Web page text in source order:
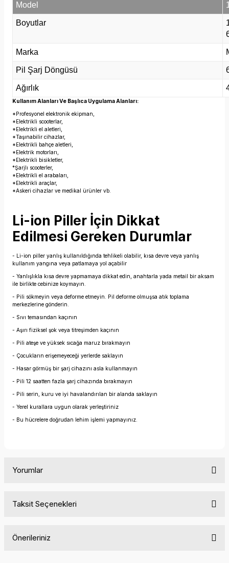
Model
Boyutlar
Marka
Pil Şarj Döngüsü
Ağırlık
Kullanım Alanları Ve Başlıca Uygulama Alanları:
*Profesyonel elektronik ekipman,
*Elektrikli scooterlar,
*Elektrikli el aletleri,
*Taşınabilir cihazlar,
*Elektrikli bahçe aletleri,
*Elektrik motorları,
*Elektrikli bisikletler,
*Şarjlı scooterler,
*Elektrikli el arabaları,
*Elektrikli araçlar,
*Askeri cihazlar ve medikal ürünler vb.
Li-ion Piller İçin Dikkat
Edilmesi Gereken Durumlar
- Li-ion piller yanlış kullanıldığında tehlikeli olabilir, kısa devre veya yanlış
kullanım yangına veya patlamaya yol açabilir
- Yanlışlıkla kısa devre yapmamaya dikkat edin, anahtarla yada metail bir aksam
ile birlikte cebinize koymayın.
- Pili sökmeyin veya deforme etmeyin. Pil deforme olmuşsa atık toplama
merkezlerine gönderin.
- Sıvı temasından kaçının
- Aşırı fiziksel şok veya titreşimden kaçının
- Pili ateşe ve yüksek sıcağa maruz bırakmayın
- Çocukların erişemeyeceği yerlerde saklayın
- Hasar görmüş bir şarj cihazını asla kullanmayın
- Pili 12 saatten fazla şarj cihazında bırakmayın
- Pili serin, kuru ve iyi havalandırılan bir alanda saklayın
- Yerel kurallara uygun olarak yerleştiriniz
- Bu hücrelere doğrudan lehim işlemi yapmayınız.
Yorumlar
Taksit Seçenekleri
Önerileriniz